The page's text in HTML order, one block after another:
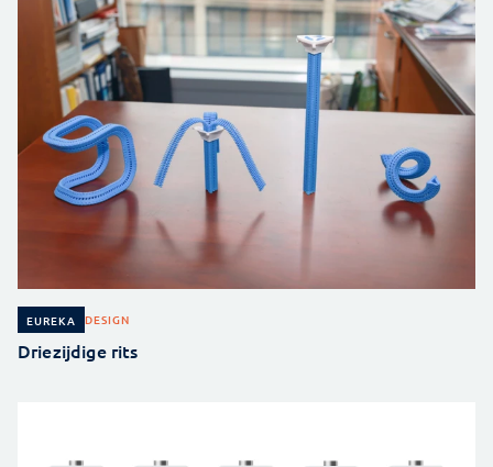
EUREKA DESIGN
Driezijdige rits